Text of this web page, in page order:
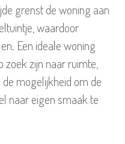
grenst de woning aan
waardoor
Een ideale woning
zijn naar ruimte,
mogelijkheid om de
naar eigen smaak te